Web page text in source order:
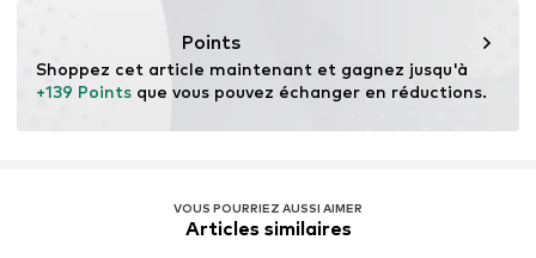
Points
+139 Points que vous pouvez échanger en réductions.
VOUS POURRIEZ AUSSI AIMER
Articles similaires